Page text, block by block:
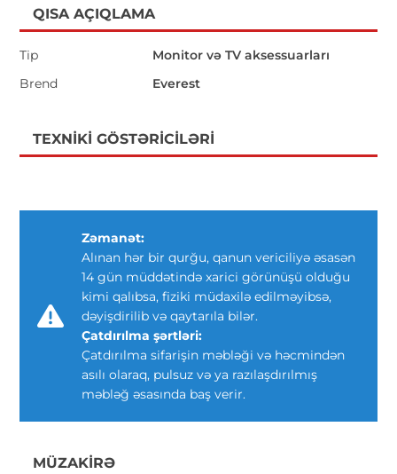
QISA AÇIQLAMA
Tip
Monitor və TV aksessuarları
Brend
Everest
TEXNIKI GÖSTƏRICILƏRI
Zəmanət:
Alınan hər bir qurğu, qanun vericiliyə əsasən
14 gün müddətində xarici görünüşü olduğu
kimi qalıbsa, fiziki müdaxilə edilməyibsə,
dəyişdirilib və qaytarıla bilər.
Çatdırılma şərtləri:
Çatdırılma sifarişin məbləği və həcmindən
asılı olaraq, pulsuz və ya razılaşdırılmış
məbləğ əsasında baş verir.
MÜZAKIRƏ